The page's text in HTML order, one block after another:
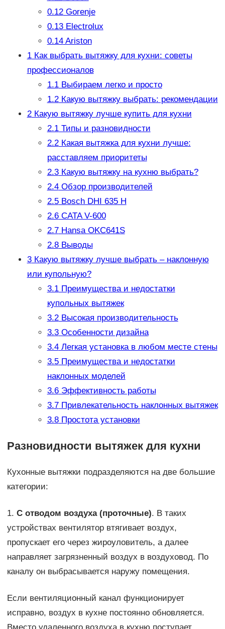
0.12Gorenje
0.13Electrolux
0.14Ariston
1Как выбрать вытяжку для кухни: советы
профессионалов
1.1Выбираем легко и просто
1.2Какую вытяжку выбрать: рекомендации
2Какую вытяжку лучше купить для кухни
2.1Типы и разновидности
2.2Какая вытяжка для кухни лучше:
расставляем приоритеты
2.3Какую вытяжку на кухню выбрать?
2.4Обзор производителей
2.5Bosch DHI 635 H
2.6CATA V-600
2.7Hansa OKC641S
2.8Выводы
3Какую вытяжку лучше выбрать – наклонную
или купольную?
3.1Преимущества и недостатки
купольных вытяжек
3.2Высокая производительность
3.3Особенности дизайна
3.4Легкая установка в любом месте стены
3.5Преимущества и недостатки
наклонных моделей
3.6Эффективность работы
3.7Привлекательность наклонных вытяжек
3.8Простота установки
Разновидности вытяжек для кухни
Кухонные вытяжки подразделяются на две большие
категории:
1. С отводом воздуха (проточные). В таких
устройствах вентилятор втягивает воздух,
пропускает его через жироуловитель, а далее
направляет загрязненный воздух в воздуховод. По
каналу он выбрасывается наружу помещения.
Если вентиляционный канал функционирует
исправно, воздух в кухне постоянно обновляется.